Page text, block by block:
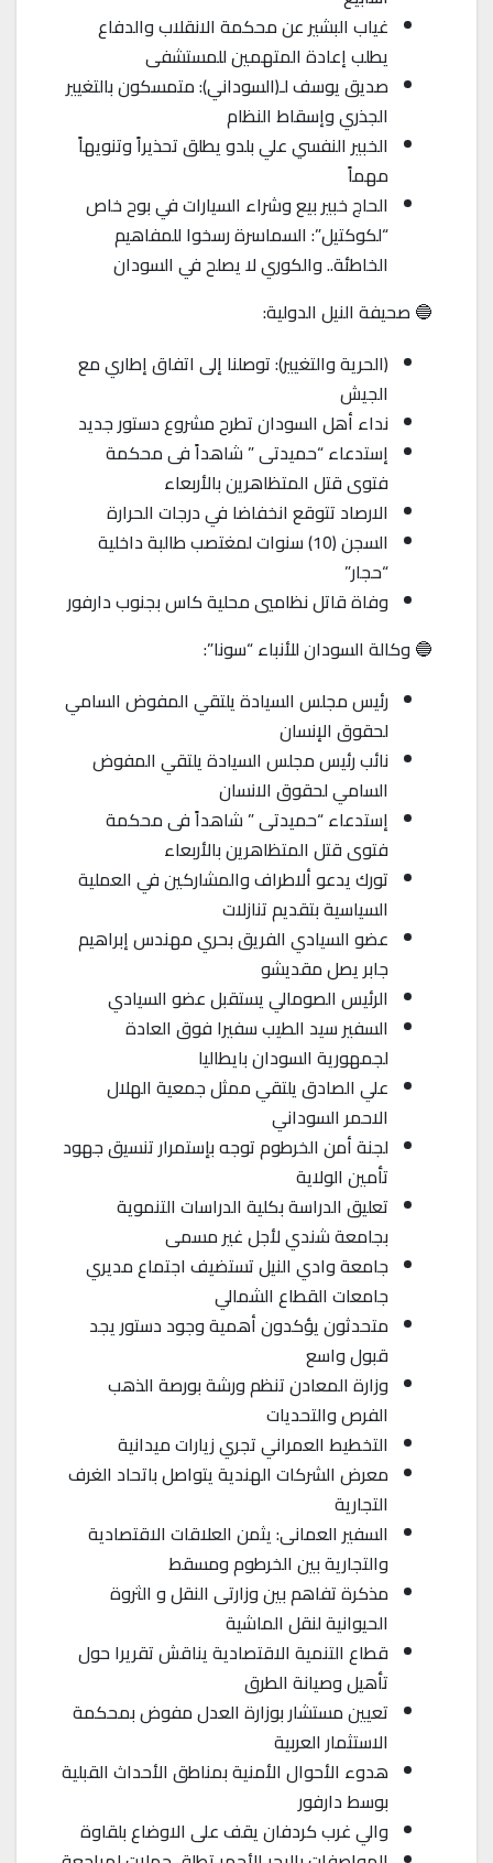
غياب البشير عن محكمة الانقلاب والدفاع
يطلب إعادة المتهمين للمستشفى
صديق يوسف لـ(السوداني): متمسكون بالتغيير
الجذري وإسقاط النظام
الخبير النفسي علي بلدو يطلق تحذيراً وتنويهاً
مهماً
الحاج خبير بيع وشراء السيارات في بوح خاص
“لكوكتيل”: السماسرة رسخوا للمفاهيم
الخاطئة.. والكوري لا يصلح في السودان
🔵 صحيفة النيل الدولية:
(الحرية والتغيير): توصلنا إلى اتفاق إطاري مع
الجيش
نداء أهل السودان تطرح مشروع دستور جديد
إستدعاء “حميدتى ” شاهداً فى محكمة
فتوى قتل المتظاهرين بالأربعاء
الارصاد تتوقع انخفاضا في درجات الحرارة
السجن (10) سنوات لمغتصب طالبة داخلية
“حجار”
وفاة قاتل نظاميي محلية كاس بجنوب دارفور
🔵 وكالة السودان للأنباء “سونا”:
رئيس مجلس السيادة يلتقي المفوض السامي
لحقوق الإنسان
نائب رئيس مجلس السيادة يلتقي المفوض
السامي لحقوق الانسان
إستدعاء “حميدتى ” شاهداً فى محكمة
فتوى قتل المتظاهرين بالأربعاء
تورك يدعو ألاطراف والمشاركين في العملية
السياسية بتقديم تنازلات
عضو السيادي الفريق بحري مهندس إبراهيم
جابر يصل مقديشو
الرئيس الصومالي يستقبل عضو السيادي
السفير سيد الطيب سفيرا فوق العادة
لجمهورية السودان بايطاليا
علي الصادق يلتقي ممثل جمعية الهلال
الاحمر السوداني
لجنة أمن الخرطوم توجه بإستمرار تنسيق جهود
تأمين الولاية
تعليق الدراسة بكلية الدراسات التنموية
بجامعة شندي لأجل غير مسمى
جامعة وادي النيل تستضيف اجتماع مديري
جامعات القطاع الشمالي
متحدثون يؤكدون أهمية وجود دستور يجد
قبول واسع
وزارة المعادن تنظم ورشة بورصة الذهب
الفرص والتحديات
التخطيط العمراني تجري زيارات ميدانية
معرض الشركات الهندية يتواصل باتحاد الغرف
التجارية
السفير العمانى: يثمن العلاقات الاقتصادية
والتجارية بين الخرطوم ومسقط
مذكرة تفاهم بين وزارتى النقل و الثروة
الحيوانية لنقل الماشية
قطاع التنمية الاقتصادية يناقش تقريرا حول
تأهيل وصيانة الطرق
تعيين مستشار بوزارة العدل مفوض بمحكمة
الاستثمار العربية
هدوء الأحوال الأمنية بمناطق الأحداث القبلية
بوسط دارفور
والي غرب كردفان يقف على الاوضاع بلقاوة